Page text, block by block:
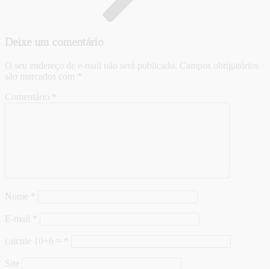
Deixe um comentário
O seu endereço de e-mail não será publicado. Campos obrigatórios
são marcados com
Comentário
Nome
E-mail
calcule 10+6 =
Site